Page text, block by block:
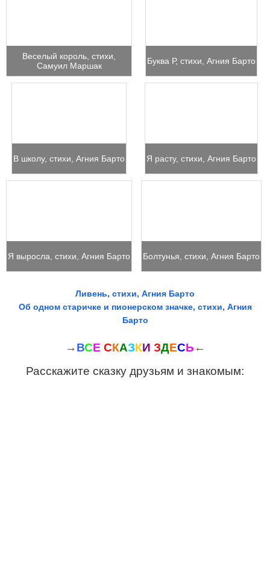
Веселый король, стихи,
Самуил Маршак
Буква Р, стихи, Агния Барто
В школу, стихи, Агния Барто Я расту, стихи, Агния Барто
Я выросла, стихи, Агния Барто Болтунья, стихи, Агния Барто
Ливень, стихи, Агния Барто
Об одном старичке и пионерском значке, стихи, Агния
Барто
→ ВСЕ СКАЗКИ ЗДЕСЬ ←
Расскажите сказку друзьям и знакомым: